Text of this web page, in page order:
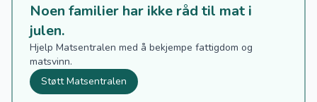
Noen familier har ikke råd til mat i
julen.
Hjelp Matsentralen med å bekjempe fattigdom og
matsvinn.
Støtt Matsentralen